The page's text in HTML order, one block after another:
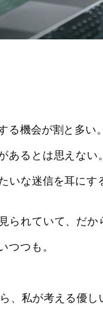
機会が割と多い。
るとは思えない。
な迷信を耳にす
れていて、だか
つも。
、私が考える優